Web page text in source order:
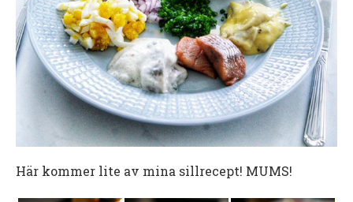
Här kommer lite av mina sillrecept! MUMS!